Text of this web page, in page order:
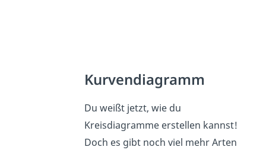
Kurvendiagramm
Du weißt jetzt, wie du
Kreisdiagramme erstellen kannst!
Doch es gibt noch viel mehr Arten